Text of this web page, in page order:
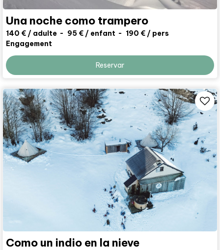
Una noche como trampero
140 € / adulte 95 € / enfant
190 € / pers
Engagement
Reservar
Como un indio en la nieve